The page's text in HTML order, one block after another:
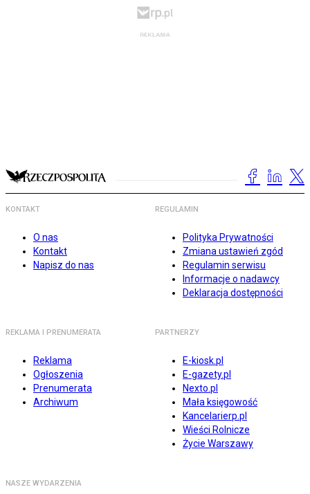
KONTAKT
O nas
Kontakt
Napisz do nas
REGULAMIN
Polityka Prywatności
Zmiana ustawień zgód
Regulamin serwisu
Informacje o nadawcy
Deklaracja dostępności
REKLAMA I PRENUMERATA
Reklama
Ogłoszenia
Prenumerata
Archiwum
PARTNERZY
E-kiosk.pl
E-gazety.pl
Nexto.pl
Mała księgowość
Kancelarierp.pl
Wieści Rolnicze
Życie Warszawy
NASZE WYDARZENIA